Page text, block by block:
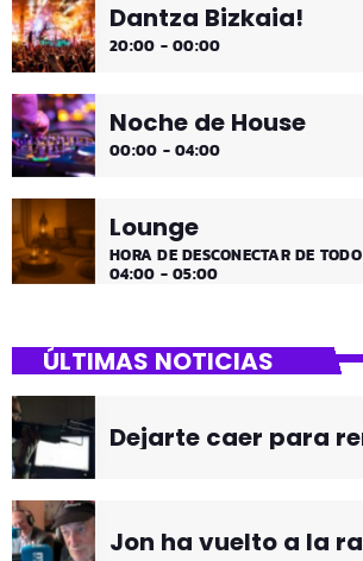
Dantza Bizkaia!
20:00 - 00:00
Noche de House
00:00 - 04:00
Lounge
HORA DE DESCONECTAR DE TODO
04:00 - 05:00
ÚLTIMAS NOTICIAS
Dejarte caer para
Jon ha vuelto a la